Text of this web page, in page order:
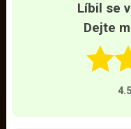
Líbil se
Dejte
4.5